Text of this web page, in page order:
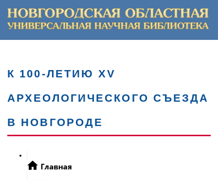
К 100-ЛЕТИЮ XV
АРХЕОЛОГИЧЕСКОГО СЪЕЗДА
В НОВГОРОДЕ